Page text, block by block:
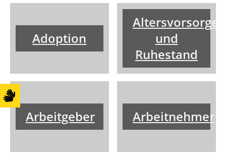
Adoption
Altersvorsorge
und
Ruhestand
Arbeitgeber Arbeitnehmer